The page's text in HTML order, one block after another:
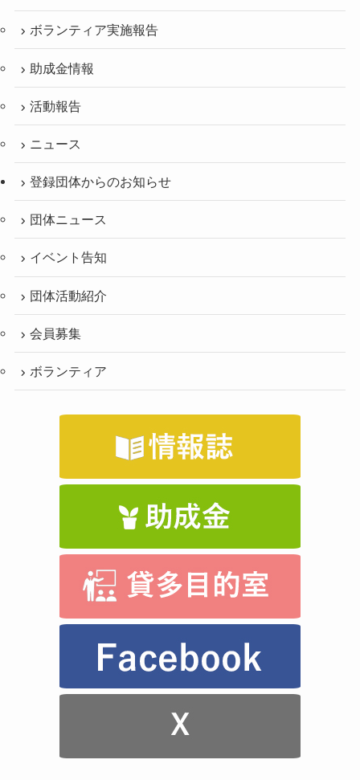
ボランティア実施報告
助成金情報
活動報告
ニュース
登録団体からのお知らせ
団体ニュース
イベント告知
団体活動紹介
会員募集
ボランティア